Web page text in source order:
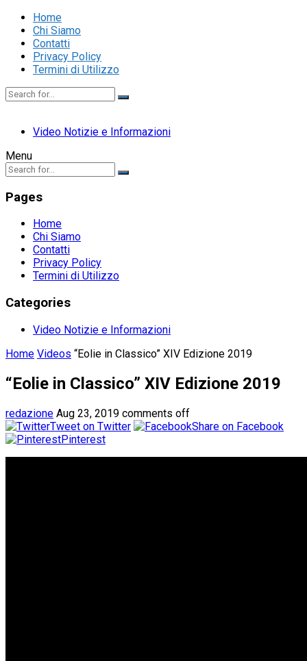
Home
Chi Siamo
Contatti
Privacy Policy
Termini di Utilizzo
Video Notizie e Informazioni
Menu
Pages
Home
Chi Siamo
Contatti
Privacy Policy
Termini di Utilizzo
Categories
Video Notizie e Informazioni
Home Videos “Eolie in Classico” XIV Edizione 2019
“Eolie in Classico” XIV Edizione 2019
redazione Aug 23, 2019 comments off
Tweet on Twitter
Share on Facebook
Pinterest